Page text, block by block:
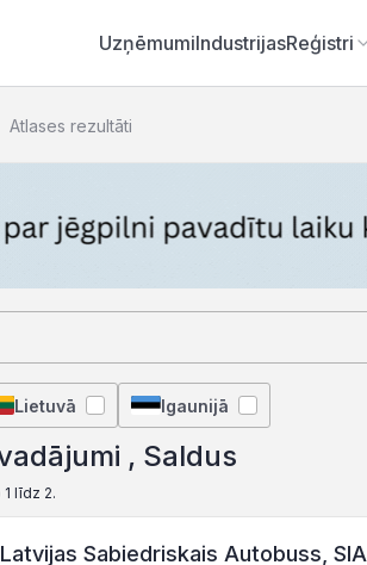
UzņēmumiIndustrijasReģistri
Atlases rezultāti
Lietuvā Igaunijā
, Saldus
līdz 2.
Latvijas Sabiedriskais Autobuss, SIA